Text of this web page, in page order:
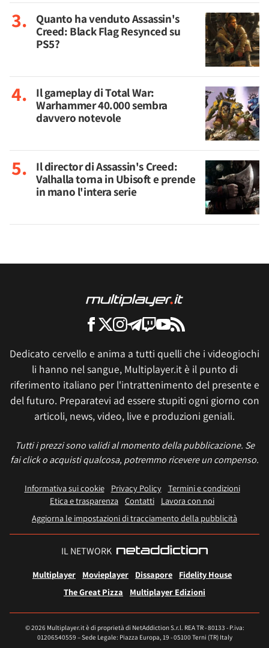
Quanto ha venduto Assassin's
Creed: Black Flag Resynced su
PS5?
Il gameplay di Total War:
Warhammer 40.000 sembra
davvero notevole
Il director di Assassin's Creed:
Valhalla torna in Ubisoft e prende
in mano l'intera serie
Dedicato cervello e anima a tutti quelli che i videogiochi
li hanno nel sangue, Multiplayer.it è il punto di
riferimento italiano per l'intrattenimento del presente e
del futuro. Preparatevi ad essere stupiti ogni giorno con
articoli, news, video, live e produzioni geniali.
Tutti i prezzi sono validi al momento della pubblicazione. Se
fai click o acquisti qualcosa, potremmo ricevere un compenso.
Informativa sui cookie Privacy Policy
Termini e condizioni
Etica e trasparenza Contatti
Lavora con noi
Aggiorna le impostazioni di tracciamento della pubblicità
IL NETWORK
Multiplayer Movieplayer Dissapore
Fidelity House
The Great Pizza
Multiplayer Edizioni
© 2026 Multiplayer.it è di proprietà di NetAddiction S.r.l. REA TR - 80133 - P.iva:
01206540559 – Sede Legale: Piazza Europa, 19 - 05100 Terni (TR) Italy